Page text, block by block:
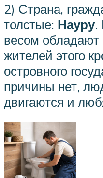
2) Страна,
толстые: Науру.
весом обладают
жителей этого
островного
причины нет,
двигаются и